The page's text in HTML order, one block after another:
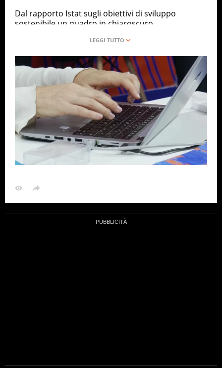
Dal rapporto Istat sugli obiettivi di sviluppo
sostenibile un quadro in chiaroscuro